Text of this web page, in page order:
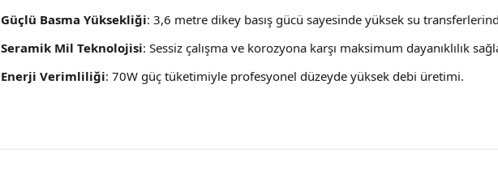
Güçlü Basma Yüksekliği: 3,6 metre dikey basış gücü sayesinde yüksek su
Seramik Mil Teknolojisi: Sessiz çalışma ve korozyona karşı maksimum dayanıklılık
Enerji Verimliliği: 70W güç tüketimiyle profesyonel düzeyde yüksek debi üretimi.